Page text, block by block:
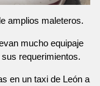
amplios maleteros.
mucho equipaje
requerimientos.
en un taxi de León a